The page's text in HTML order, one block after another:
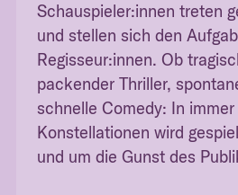
Schauspieler:innen treten
und stellen sich den
Regisseur:innen. Ob
packender Thriller,
schnelle Comedy: In
Konstellationen wird
und um die Gunst des